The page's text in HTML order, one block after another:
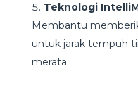
Teknologi
Membantu
untuk jarak tempuh
merata.